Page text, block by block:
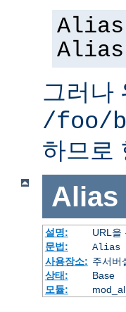
그러나
/foo/
하므로
Alias
설명:
URL을
문법:
Alias
사용장소: 주서버
상태:
Base
모듈: